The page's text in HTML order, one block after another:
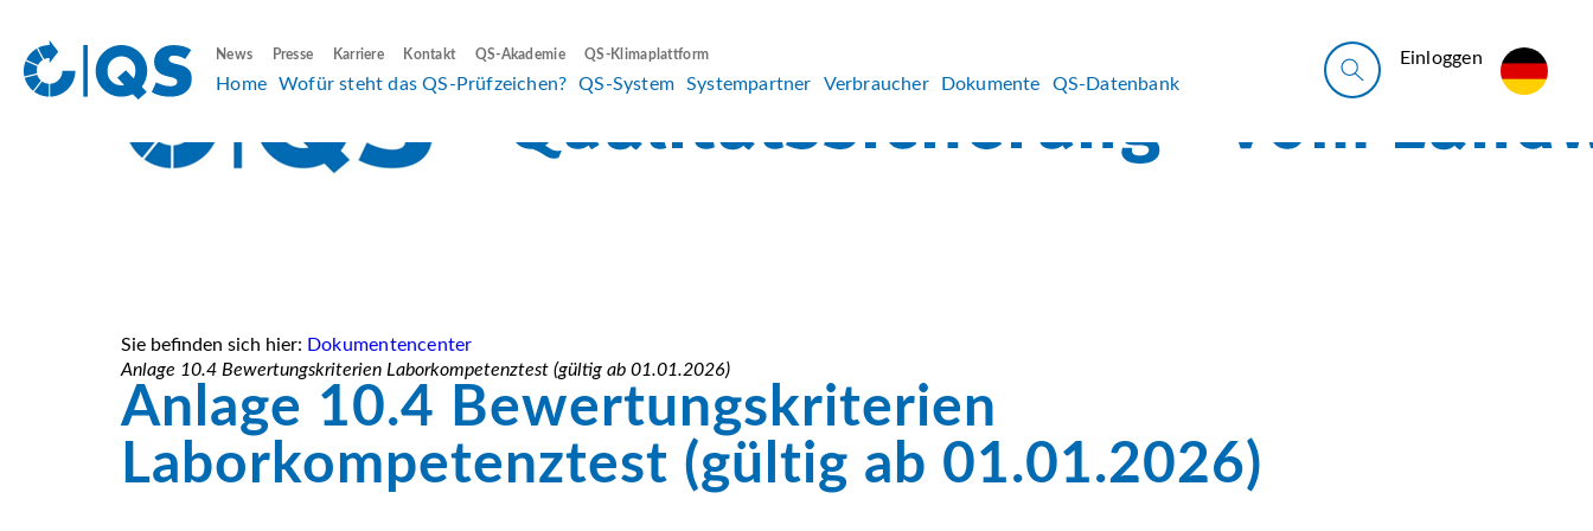
News Presse Karriere Kontakt QS-Akademie QS-Klimaplattform
Home Wofür steht das QS-Prüfzeichen? QS-System Systempartner Verbraucher Dokumente QS-Datenbank
Ein­log­gen
Sie befinden sich hier: Dokumentencenter
Anlage 10.4 Bewertungskriterien Laborkompetenztest (gültig ab 01.01.2026)
Anlage 10.4 Bewertungskriterien
Laborkompetenztest (gültig ab 01.01.2026)